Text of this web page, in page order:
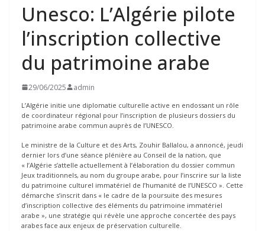
Unesco: L’Algérie pilote
l’inscription collective
du patrimoine arabe
29/06/2025 admin
L’Algérie initie une diplomatie culturelle active en endossant un rôle
de coordinateur régional pour l’inscription de plusieurs dossiers du
patrimoine arabe commun auprès de l’UNESCO.
Le ministre de la Culture et des Arts, Zouhir Ballalou, a annoncé, jeudi
dernier lors d’une séance plénière au Conseil de la nation, que
« l’Algérie s’attelle actuellement à l’élaboration du dossier commun
Jeux traditionnels, au nom du groupe arabe, pour l’inscrire sur la liste
du patrimoine culturel immatériel de l’humanité de l’UNESCO ». Cette
démarche s’inscrit dans « le cadre de la poursuite des mesures
d’inscription collective des éléments du patrimoine immatériel
arabe », une stratégie qui révèle une approche concertée des pays
arabes face aux enjeux de préservation culturelle.